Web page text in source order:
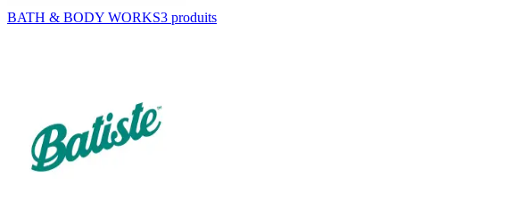
BATH & BODY WORKS3 produits